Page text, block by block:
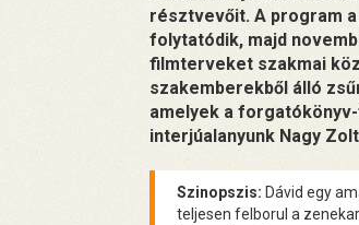
résztvevőit. A program
folytatódik, majd
filmterveket szakmai
szakemberekből álló
amelyek a
interjúalanyunk Nagy
Szinopszis: Dávid egy
teljesen felborul a